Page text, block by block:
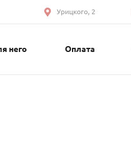
Урицкого, 2
него Оплата